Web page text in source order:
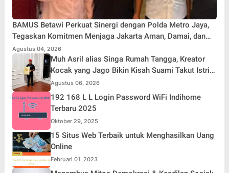
BAMUS Betawi Perkuat Sinergi dengan Polda Metro Jaya,
Tegaskan Komitmen Menjaga Jakarta Aman, Damai, dan
Kondusif Jelang HUT ke-81 Republik Indonesia
Agustus 04, 2026
Muh Asril alias Singa Rumah Tangga, Kreator
Kocak yang Jago Bikin Kisah Suami Takut Istri
Jadi Hiburan
Agustus 06, 2026
192 168 L L Login Password WiFi Indihome
Terbaru 2025
Oktober 29, 2025
15 Situs Web Terbaik untuk Menghasilkan Uang
Online
Februari 01, 2023